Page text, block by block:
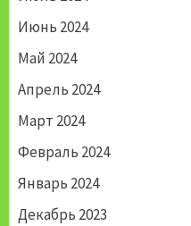
Июнь 2024
Май 2024
Апрель 2024
Март 2024
Февраль 2024
Январь 2024
Декабрь 2023